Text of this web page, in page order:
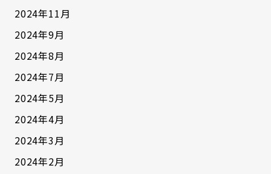
域の皆様に往診獣医師、看護師、トリマーとし
てできる事を考え ご提供できる備えをして参り
ますのでよろしくお願いいたします
訪問介護・看護 シッターココサラでは ペット
いしております！ 動物看護師が訪問し、対応い
たします
https://cocosara-pet.studio.site
2024年11月
2024年9月
2024年8月
2024年7月
2024年5月
2024年4月
2024年3月
2024年2月